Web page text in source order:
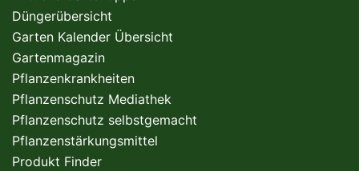
Düngerübersicht
Garten Kalender Übersicht
Gartenmagazin
Pflanzenkrankheiten
Pflanzenschutz Mediathek
Pflanzenschutz selbstgemacht
Pflanzenstärkungsmittel
Produkt Finder